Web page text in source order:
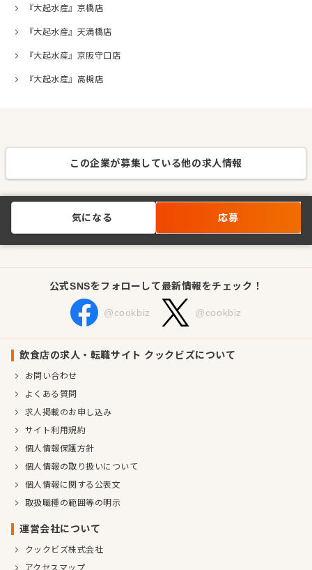
『大起水産』京橋店
『大起水産』天満橋店
『大起水産』京阪守口店
『大起水産』高槻店
この企業が募集している他の求人情報
気になる 応募
公式SNSをフォローして最新情報をチェック！
@cookbiz @cookbiz
飲食店の求人・転職サイト クックビズについて
お問い合わせ
よくある質問
求人掲載のお申し込み
サイト利用規約
個人情報保護方針
個人情報の取り扱いについて
個人情報に関する公表文
取扱職種の範囲等の明示
運営会社について
クックビズ株式会社
アクセスマップ